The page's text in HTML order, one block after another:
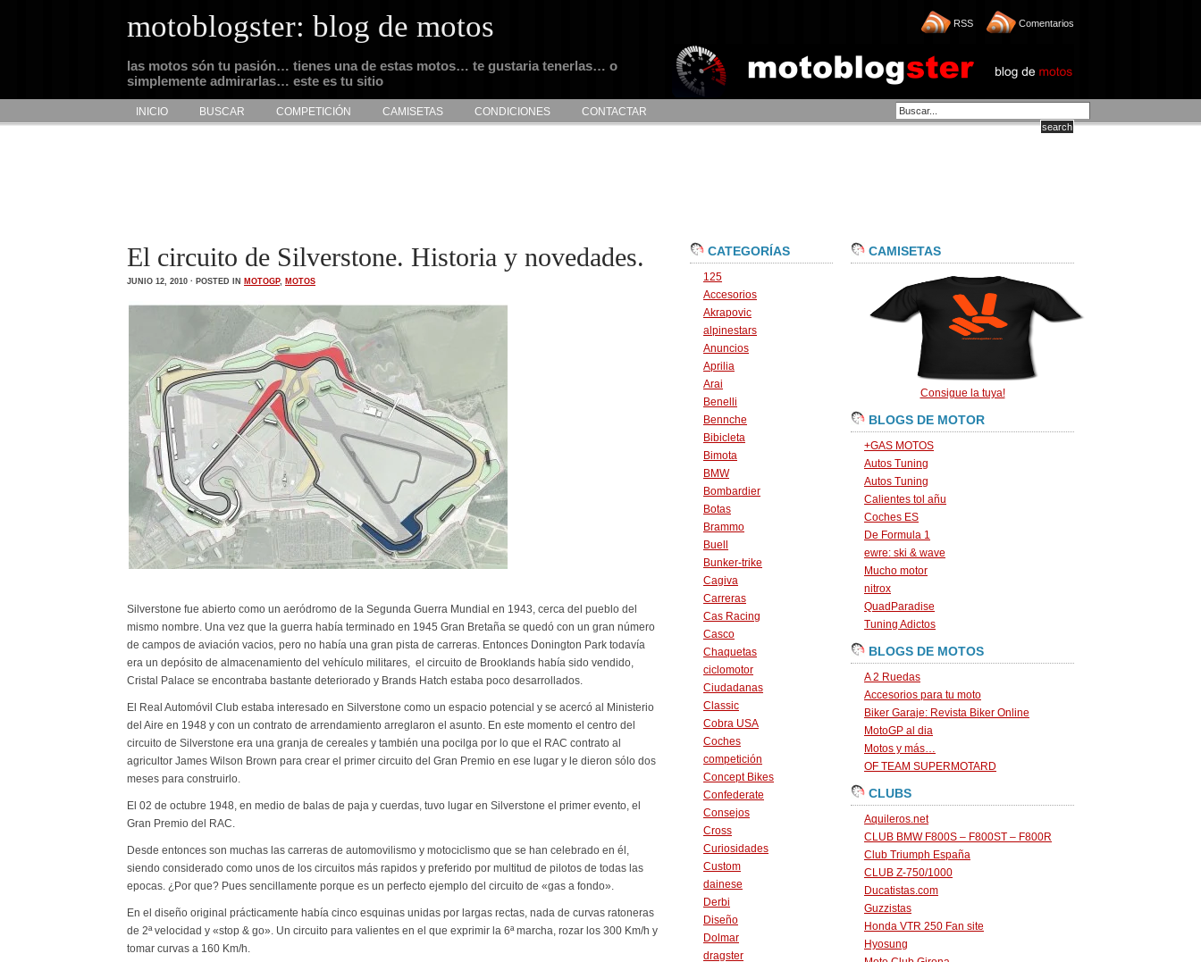
motoblogster: blog de motos
las motos són tu pasión… tienes una de estas motos… te gustaria tenerlas… o
simplemente admirarlas… este es tu sitio
RSS Comentarios
INICIO BUSCAR COMPETICIÓN CAMISETAS CONDICIONES CONTACTAR
El circuito de Silverstone. Historia y novedades.
JUNIO 12, 2010 · POSTED IN MOTOGP, MOTOS
Silverstone fue abierto como un aeródromo de la Segunda Guerra Mundial en 1943, cerca del pueblo del
mismo nombre. Una vez que la guerra había terminado en 1945 Gran Bretaña se quedó con un gran número
de campos de aviación vacios, pero no había una gran pista de carreras. Entonces Donington Park todavía
era un depósito de almacenamiento del vehículo militares, el circuito de Brooklands había sido vendido,
Cristal Palace se encontraba bastante deteriorado y Brands Hatch estaba poco desarrollados.
El Real Automóvil Club estaba interesado en Silverstone como un espacio potencial y se acercó al Ministerio
del Aire en 1948 y con un contrato de arrendamiento arreglaron el asunto. En este momento el centro del
circuito de Silverstone era una granja de cereales y también una pocilga por lo que el RAC contrato al
agricultor James Wilson Brown para crear el primer circuito del Gran Premio en ese lugar y le dieron sólo dos
meses para construirlo.
El 02 de octubre 1948, en medio de balas de paja y cuerdas, tuvo lugar en Silverstone el primer evento, el
Gran Premio del RAC.
Desde entonces son muchas las carreras de automovilismo y motociclismo que se han celebrado en él,
siendo considerado como unos de los circuitos más rapidos y preferido por multitud de pilotos de todas las
epocas. ¿Por que? Pues sencillamente porque es un perfecto ejemplo del circuito de «gas a fondo».
En el diseño original prácticamente había cinco esquinas unidas por largas rectas, nada de curvas ratoneras
de 2ª velocidad y «stop & go». Un circuito para valientes en el que exprimir la 6ª marcha, rozar los 300 Km/h y
tomar curvas a 160 Km/h.
CATEGORÍAS
125
Accesorios
Akrapovic
alpinestars
Anuncios
Aprilia
Arai
Benelli
Bennche
Bibicleta
Bimota
BMW
Bombardier
Botas
Brammo
Buell
Bunker-trike
Cagiva
Carreras
Cas Racing
Casco
Chaquetas
ciclomotor
Ciudadanas
Classic
Cobra USA
Coches
competición
Concept Bikes
Confederate
Consejos
Cross
Curiosidades
Custom
dainese
Derbi
Diseño
Dolmar
dragster
CAMISETAS
Consigue la tuya!
BLOGS DE MOTOR
+GAS MOTOS
Autos Tuning
Autos Tuning
Calientes tol añu
Coches ES
De Formula 1
ewre: ski & wave
Mucho motor
nitrox
QuadParadise
Tuning Adictos
BLOGS DE MOTOS
A 2 Ruedas
Accesorios para tu moto
Biker Garaje: Revista Biker Online
MotoGP al dia
Motos y más…
OF TEAM SUPERMOTARD
CLUBS
Aquileros.net
CLUB BMW F800S – F800ST – F800R
Club Triumph España
CLUB Z-750/1000
Ducatistas.com
Guzzistas
Honda VTR 250 Fan site
Hyosung